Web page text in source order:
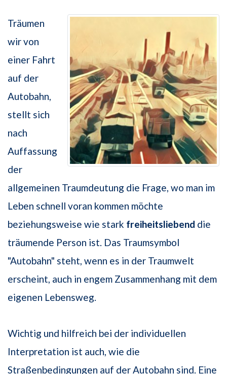
Träumen
wir von
einer Fahrt
auf der
Autobahn,
stellt sich
nach
Auffassung
der
allgemeinen Traumdeutung die Frage, wo man im
Leben schnell voran kommen möchte
beziehungsweise wie stark freiheitsliebend die
träumende Person ist. Das Traumsymbol
"Autobahn" steht, wenn es in der Traumwelt
erscheint, auch in engem Zusammenhang mit dem
eigenen Lebensweg.
Wichtig und hilfreich bei der individuellen
Interpretation ist auch, wie die
Straßenbedingungen auf der Autobahn sind. Eine